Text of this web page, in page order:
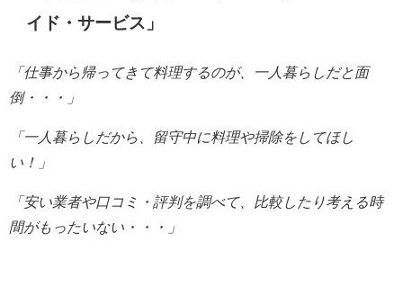
イド・サービス」
「仕事から帰ってきて料理するのが、一人暮らしだと面
倒・・・」
「一人暮らしだから、留守中に料理や掃除をしてほし
い！」
「安い業者や口コミ・評判を調べて、比較したり考える時
間がもったいない・・・」